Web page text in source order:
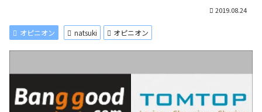
2019.08.24
オピニオン natsuki オピニオン